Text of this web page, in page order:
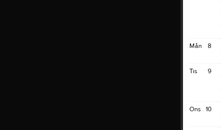
8
Mån
9
Tis
10
Ons